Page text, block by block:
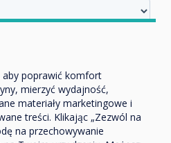
się na prezentację,
kliknij
poprawić komfort
mierzyć wydajność,
materiały marketingowe i
treści. Klikając „Zezwól na
na przechowywanie